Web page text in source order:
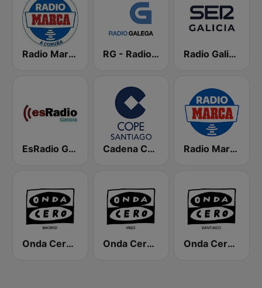
Radio Marca Coruña RG - Radio Galega Radio Galicia SER
EsRadio Galicia Cadena COPE Santiago Radio Marca Nacional
Onda Cero Madrid Onda Cero Vigo Onda Cero Santiago